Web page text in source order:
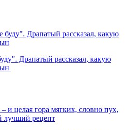
Драпатый рассказал, какую